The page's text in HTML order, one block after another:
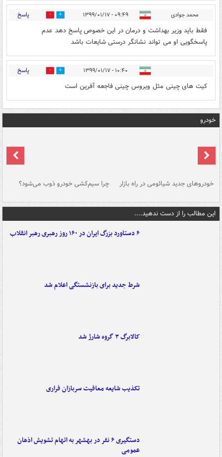
محمد جوادی ۰۹:۴۹ - ۱۳۹۹/۰۱/۱۷ 2 پاسخ
فقط باید وزیر بهداشت و درمان در این خصوص پاسخ دهد عدم
پاسخگویی او می تواند نشانگر درستی شایعات باشد
۱۰:۴۰ - ۱۳۹۹/۰۱/۱۷ 0 پاسخ
کیت های چینی مثل ویروس چینی فاجعه آفرین است
خودرو
خودروهای جدید شیائومی در راه بازار چرا سیم‌کشی خودرو ذوب می‌شود؟
این مطالب را از دست ندهید....
۶ دستاورد بزرگ ایران در ۱۶۰ روز رهبری رهبر انقلاب
شرط جدید برای بازنشستگی اعلام شد
کالابرگ ۳ گروه شارژ شد
تکذیب شایعه معافیت سربازان فراری
دستگیری ۶ نفر در بهشهر به اتهام تشویش اذهان
عمومی